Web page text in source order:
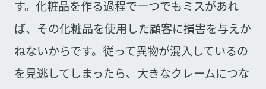
す。化粧品を作る過程で一つでもミスがあれ
ば、その化粧品を使用した顧客に損害を与えか
ねないからです。従って異物が混入しているの
を見逃してしまったら、大きなクレームにつな